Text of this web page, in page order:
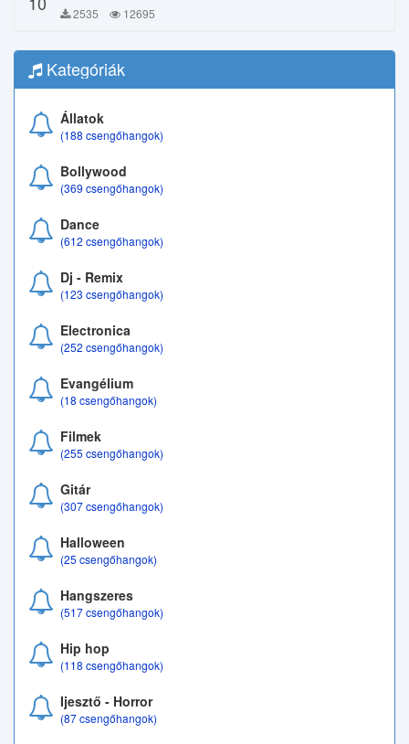
2535 12695
Kategóriák
Állatok
(188 csengőhangok)
Bollywood
(369 csengőhangok)
Dance
(612 csengőhangok)
Dj - Remix
(123 csengőhangok)
Electronica
(252 csengőhangok)
Evangélium
(18 csengőhangok)
Filmek
(255 csengőhangok)
Gitár
(307 csengőhangok)
Halloween
(25 csengőhangok)
Hangszeres
(517 csengőhangok)
Hip hop
(118 csengőhangok)
Ijesztő - Horror
(87 csengőhangok)